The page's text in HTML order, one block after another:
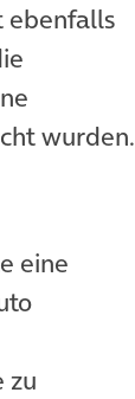
ebenfalls
wurden.
eine
zu